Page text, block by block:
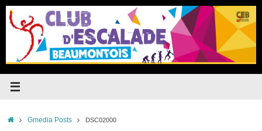
Passer
contenu
Accueil
Gmedia Posts DSC02000